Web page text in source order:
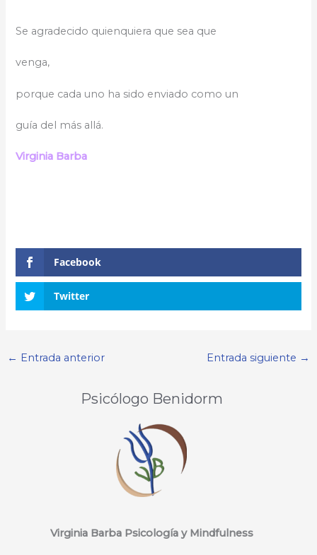
Se agradecido quienquiera que sea que
venga,
porque cada uno ha sido enviado como un
guía del más allá.
Virginia Barba
Facebook
Twitter
← Entrada anterior Entrada siguiente →
Psicólogo Benidorm
Virginia Barba Psicología y Mindfulness